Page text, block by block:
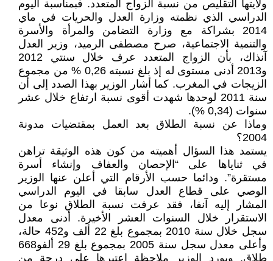
ولايتها التقليص من نسبة الزواج المتعدد. فبمناسبة اليوم
الدراسي الذي نظمته وزارة العدل والحريات في ماي
2014 بشراكة مع وزارة التضامن والمرأة والأسرة
والتنمية الاجتماعية، صرح مصطفى الرميد، وزير العدل
آنذاك، بأن الزواج المتعدد عرف خلال سنتي 2012
و2013 أدنى مستوى له إذ بلغ نسبته 0,26 % من مجموع
الزيجات في المغرب. كما أشار الوزير بهذا الصدد إلى أن
سنة 2011 لوحدها شهدت أقوى نسبة ارتفاع خلال عشر
سنوات (0,34 %).
وماذا عن نسبة الطلاق بعد العمل بمقتضيات مدونة
2004؟
يستمد هذا السؤال أهميته من كون هذه الوثيقة تراهن
في ثناياها على “الإحصان والعفاف وإنشاء أسرة
مستقرة”. ودائما حسب الأرقام التي أعلن عنها الوزير
الوصي على قطاع العدل سابقا في اليوم الدراسي
المشار إليه آنفا، فقد عرفت نسبة الطلاق نوعا من
الاستقرار خلال السنوات العشر الأخيرة. أدنى معدل
سجل خلال سنة 2010 بمجموع بلغ 22 ألف و452 حالة،
وأعلى معدل سجل سنة 2005 بمجموع بلغ 29 ألفو668
طلاق. ويورد الوزير ملاحظة اعتبرها على درجة من